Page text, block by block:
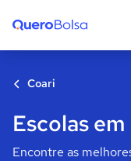
Coari
Escolas
Encontre as